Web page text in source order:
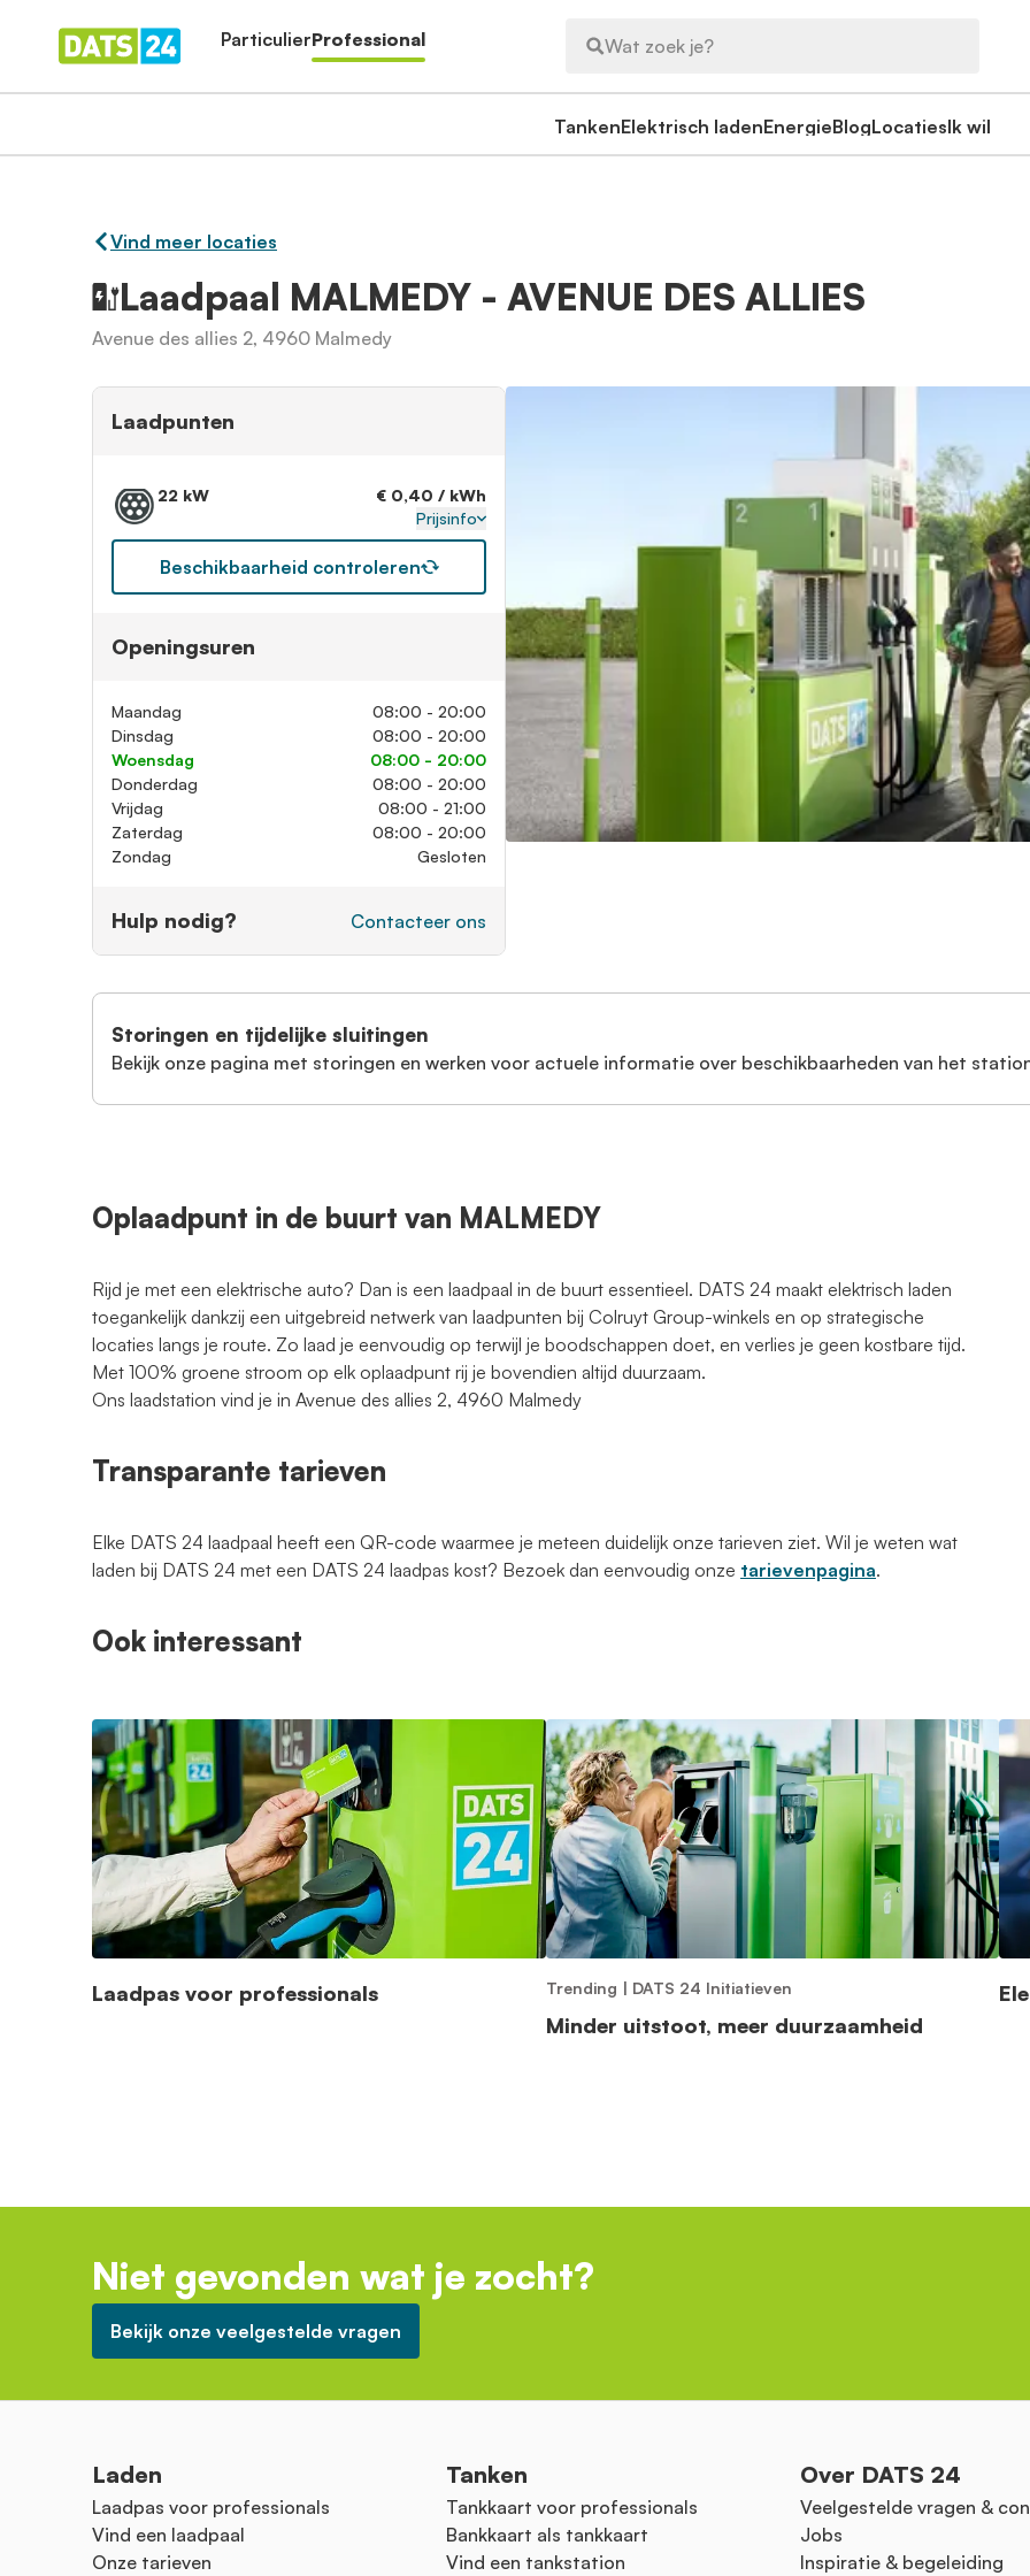
ParticulierProfessional Wat zoek je?
TankenElektrisch ladenEnergieBlogLocatiesIk wil
Vind meer locaties
Laadpaal MALMEDY - AVENUE DES ALLIES
Avenue des allies 2, 4960 Malmedy
Laadpunten
22 kW
€ 0,40 / kWh
Prijsinfo
Beschikbaarheid controleren
Openingsuren
Maandag
08:00 - 20:00
Dinsdag
08:00 - 20:00
Woensdag
08:00 - 20:00
Donderdag
08:00 - 20:00
Vrijdag
08:00 - 21:00
Zaterdag
08:00 - 20:00
Zondag
Gesloten
Hulp nodig? Contacteer ons
Storingen en tijdelijke sluitingen
Bekijk onze pagina met storingen en werken voor actuele informatie over beschikbaarheden van het
Oplaadpunt in de buurt van MALMEDY
Rijd je met een elektrische auto? Dan is een laadpaal in de buurt essentieel. DATS 24 maakt elektrisch laden
toegankelijk dankzij een uitgebreid netwerk van laadpunten bij Colruyt Group-winkels en op strategische
locaties langs je route. Zo laad je eenvoudig op terwijl je boodschappen doet, en verlies je geen kostbare tijd.
Met 100% groene stroom op elk oplaadpunt rij je bovendien altijd duurzaam.
Ons laadstation vind je in Avenue des allies 2, 4960 Malmedy
Transparante tarieven
Elke DATS 24 laadpaal heeft een QR-code waarmee je meteen duidelijk onze tarieven ziet. Wil je weten wat
laden bij DATS 24 met een DATS 24 laadpas kost? Bezoek dan eenvoudig onze tarievenpagina.
Ook interessant
Laadpas voor professionals Trending | DATS 24 Initiatieven
Minder uitstoot, meer duurzaamheid
Niet gevonden wat je zocht?
Bekijk onze veelgestelde vragen
Laden
Laadpas voor professionals
Vind een laadpaal
Onze tarieven
Tanken
Tankkaart voor professionals
Bankkaart als tankkaart
Vind een tankstation
Over DATS 24
Veelgestelde vragen &
Jobs
Inspiratie & begeleiding